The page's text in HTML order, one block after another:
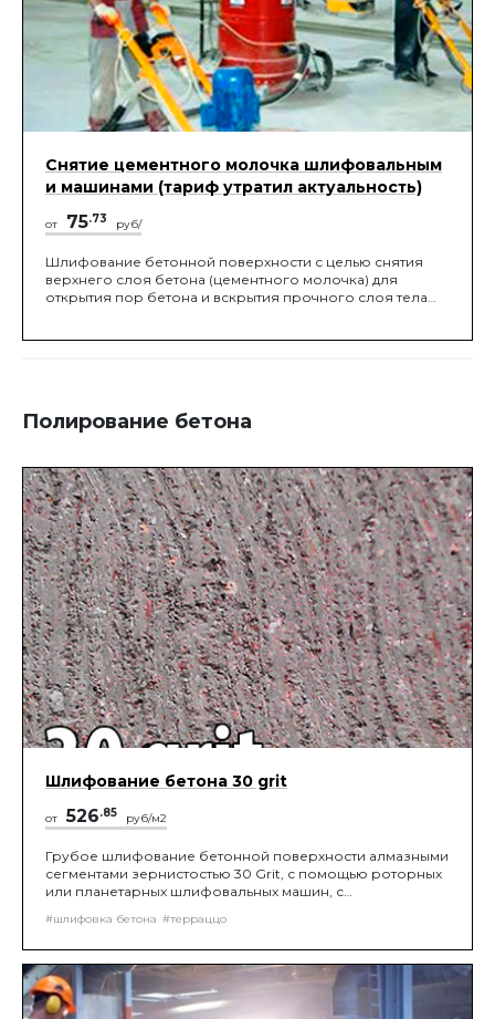
Снятие цементного молочка шлифовальным
и машинами (тариф утратил актуальность)
от 75.73 руб/
Шлифование бетонной поверхности с целью снятия
верхнего слоя бетона (цементного молочка) для
открытия пор бетона и вскрытия прочного слоя тела
Полирование бетона
Шлифование бетона 30 grit
от 526.85 руб/м2
Грубое шлифование бетонной поверхности алмазными
сегментами зернистостью 30 Grit, с помощью роторных
или планетарных шлифовальных машин, с
заполнителя.
#шлифовка бетона #терраццо